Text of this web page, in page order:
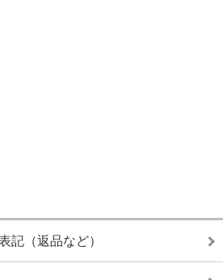
記（返品など）